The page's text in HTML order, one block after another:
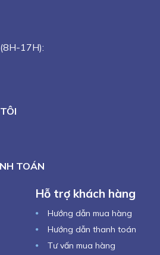
17H):
TOÁN
Hỗ trợ khách hàng
Hướng dẫn mua hàng
Hướng dẫn thanh toán
Tư vấn mua hàng